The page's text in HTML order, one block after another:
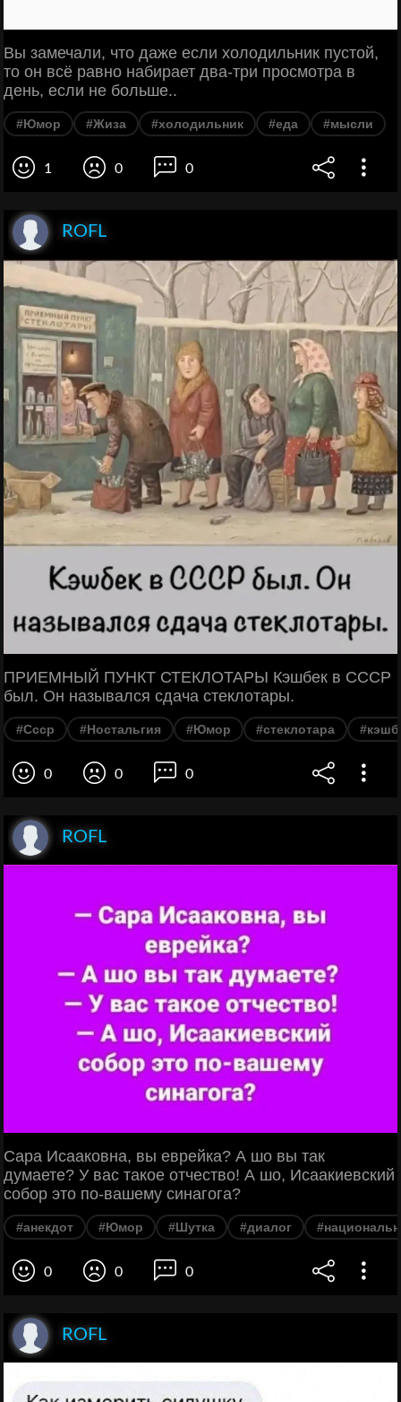
Вы замечали, что даже если холодильник пустой,
то он всё равно набирает два-три просмотра в
день, если не больше..
#Юмор #Жиза #холодильник #еда #мысли
1 0 0
ROFL
ПРИЕМНЫЙ ПУНКТ СТЕКЛОТАРЫ Кэшбек в СССР
был. Он назывался сдача стеклотары.
#Ссср #Ностальгия #Юмор #стеклотара
0 0 0
ROFL
Сара Исааковна, вы еврейка? А шо вы так
думаете? У вас такое отчество! А шо, Исаакиевский
собор это по-вашему синагога?
#анекдот #Юмор #Шутка #диалог
0 0 0
ROFL